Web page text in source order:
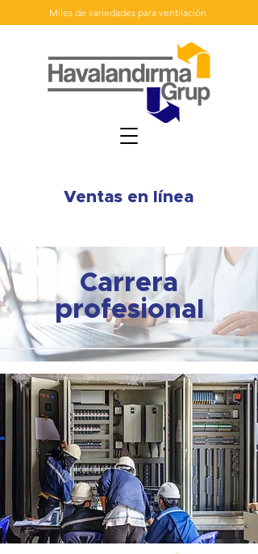
Miles de variedades para ventilación.
Ventas en línea
Carrera
profesional